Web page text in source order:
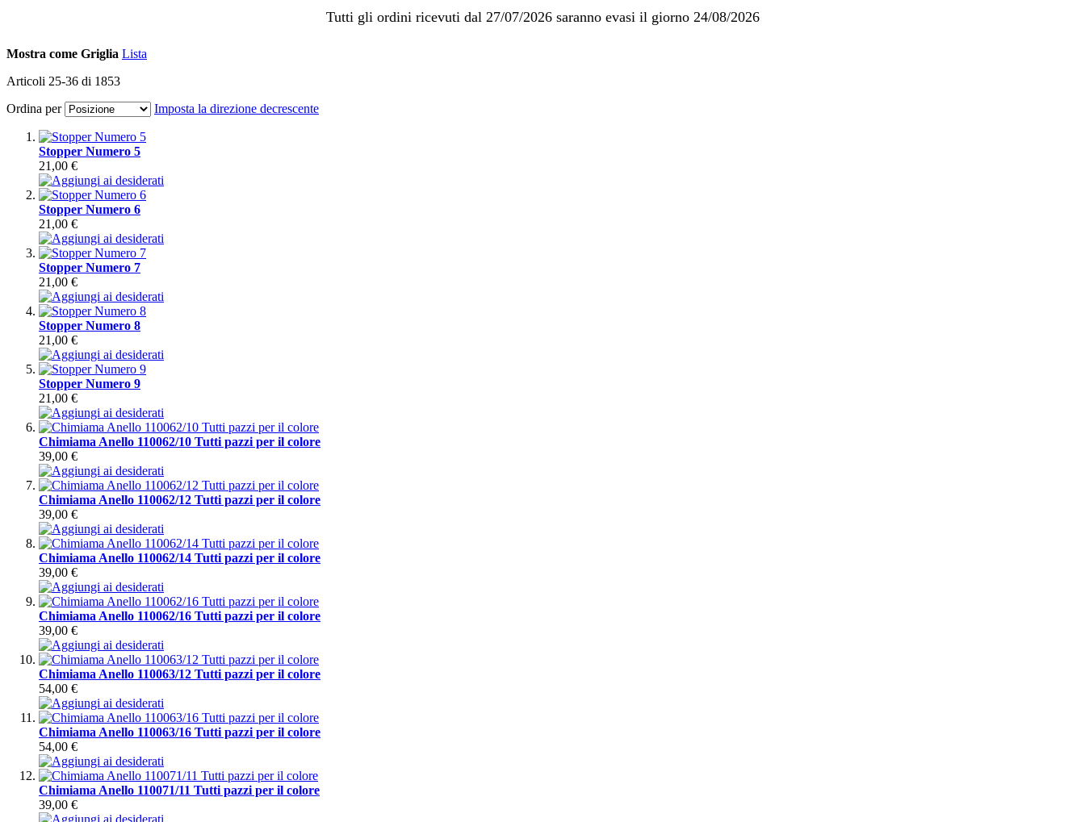
Tutti gli ordini ricevuti dal 27/07/2026 saranno evasi il giorno 24/08/2026
Mostra come Griglia Lista
Articoli 25-36 di 1853
Ordina per
Imposta la direzione decrescente
Stopper Numero 5
21,00 €
Stopper Numero 6
21,00 €
Stopper Numero 7
21,00 €
Stopper Numero 8
21,00 €
Stopper Numero 9
21,00 €
Chimiama Anello 110062/10 Tutti pazzi per il colore
39,00 €
Chimiama Anello 110062/12 Tutti pazzi per il colore
39,00 €
Chimiama Anello 110062/14 Tutti pazzi per il colore
39,00 €
Chimiama Anello 110062/16 Tutti pazzi per il colore
39,00 €
Chimiama Anello 110063/12 Tutti pazzi per il colore
54,00 €
Chimiama Anello 110063/16 Tutti pazzi per il colore
54,00 €
Chimiama Anello 110071/11 Tutti pazzi per il colore
39,00 €